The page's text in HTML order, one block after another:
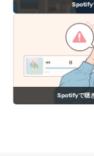
Spotify
Spotifyで聴